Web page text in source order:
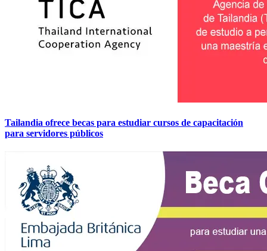
Tailandia ofrece becas para estudiar cursos de capacitación
para servidores públicos